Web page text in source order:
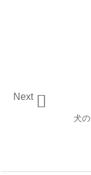
犬

Next